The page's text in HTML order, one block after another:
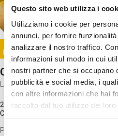
Questo sito web utilizza i
Utilizziamo i cookie per
annunci, per fornire
analizzare il nostro traffico.
informazioni sul modo in cui
nostri partner che si occupano
pubblicità e social media, i
con altre informazioni che hai
raccolto dal tuo utilizzo dei loro
Selezione
Image
SUNDAY@STEP
Come funziona il
Laboratorio
20 Set 2026 / 11:15 - 13:00
Costo
Proveremo a costruire un cervello